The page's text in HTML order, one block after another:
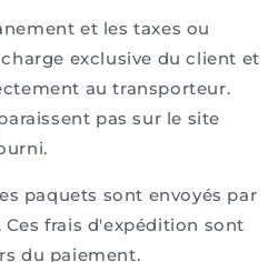
et les taxes ou
exclusive du client et
au transporteur.
pas sur le site
paquets sont envoyés par
Ces frais d'expédition sont
du paiement.